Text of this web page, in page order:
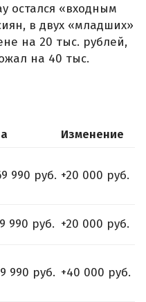
остался «входным
в двух «младших»
на 20 тыс. рублей,
на 40 тыс.
Изменение
990 руб. +20 000 руб.
990 руб. +20 000 руб.
990 руб. +40 000 руб.